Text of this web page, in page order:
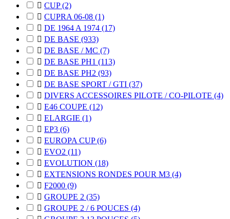
 CUP(2)
 CUPRA 06-08 (1)
 DE 1964 A 1974 (17)
 DE BASE (933)
 DE BASE / MC (7)
 DE BASE PH1 (113)
 DE BASE PH2 (93)
 DE BASE SPORT / GTI (37)
 DIVERS ACCESSOIRES PILOTE / CO-PILOTE (4)
 E46 COUPE (12)
 ELARGIE (1)
 EP3 (6)
 EUROPA CUP(6)
 EVO2 (11)
 EVOLUTION (18)
 EXTENSIONS RONDES POUR M3 (4)
 F2000 (9)
 GROUPE 2 (35)
 GROUPE 2 / 6 POUCES (4)